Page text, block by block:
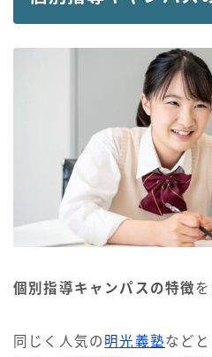
個別指導キャンパスの特徴
同じく人気の 明光義塾など